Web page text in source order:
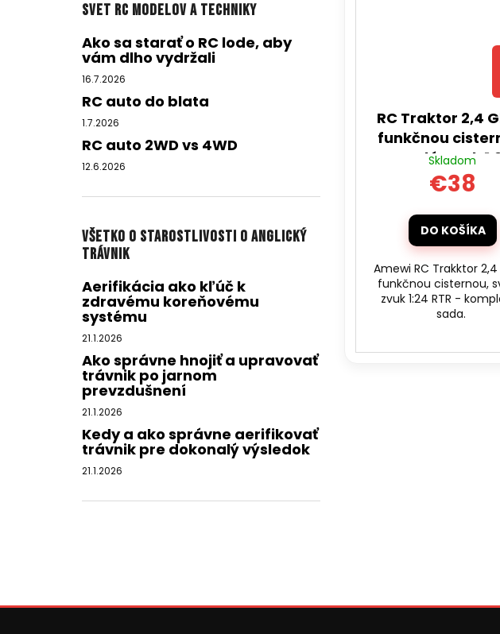
Svet RC modelov a techniky
Ako sa starať o RC lode, aby
vám dlho vydržali
16.7.2026
RC auto do blata
1.7.2026
RC auto 2WD vs 4WD
12.6.2026
Všetko o starostlivosti o anglický
trávnik
Aerifikácia ako kľúč k
zdravému koreňovému
systému
21.1.2026
Ako správne hnojiť a upravovať
trávnik po jarnom
prevzdušnení
21.1.2026
Kedy a ako správne aerifikovať
trávnik pre dokonalý výsledok
21.1.2026
RC Traktor 2,4
funkčnou
svetlá, zvuk
Skladom
€38
DO KOŠÍKA
Amewi RC Trakktor 2,4
funkčnou cisternou,
zvuk 1:24 RTR -
sada.